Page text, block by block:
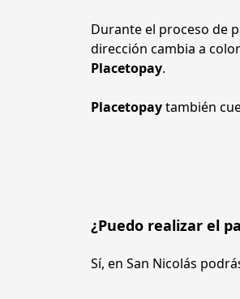
Durante el proceso de
Placetopay.
Placetopay también
¿Puedo realizar el
Sí, en San Nicolás